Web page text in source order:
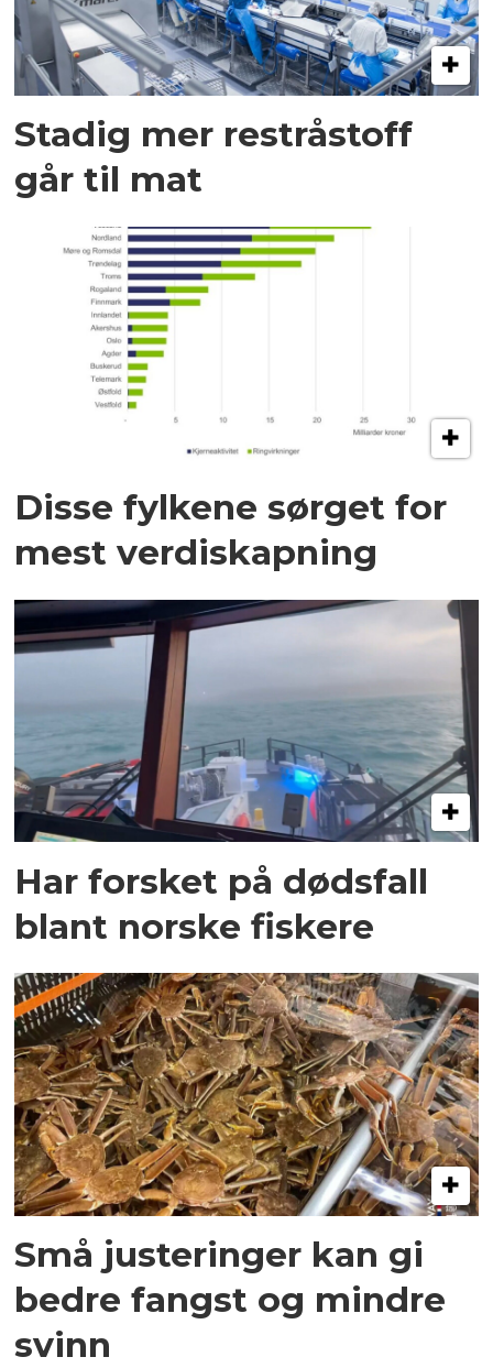
Stadig mer restråstoff
går til mat
Disse fylkene sørget for
mest verdiskapning
Har forsket på dødsfall
blant norske fiskere
Små justeringer kan gi
bedre fangst og mindre
svinn